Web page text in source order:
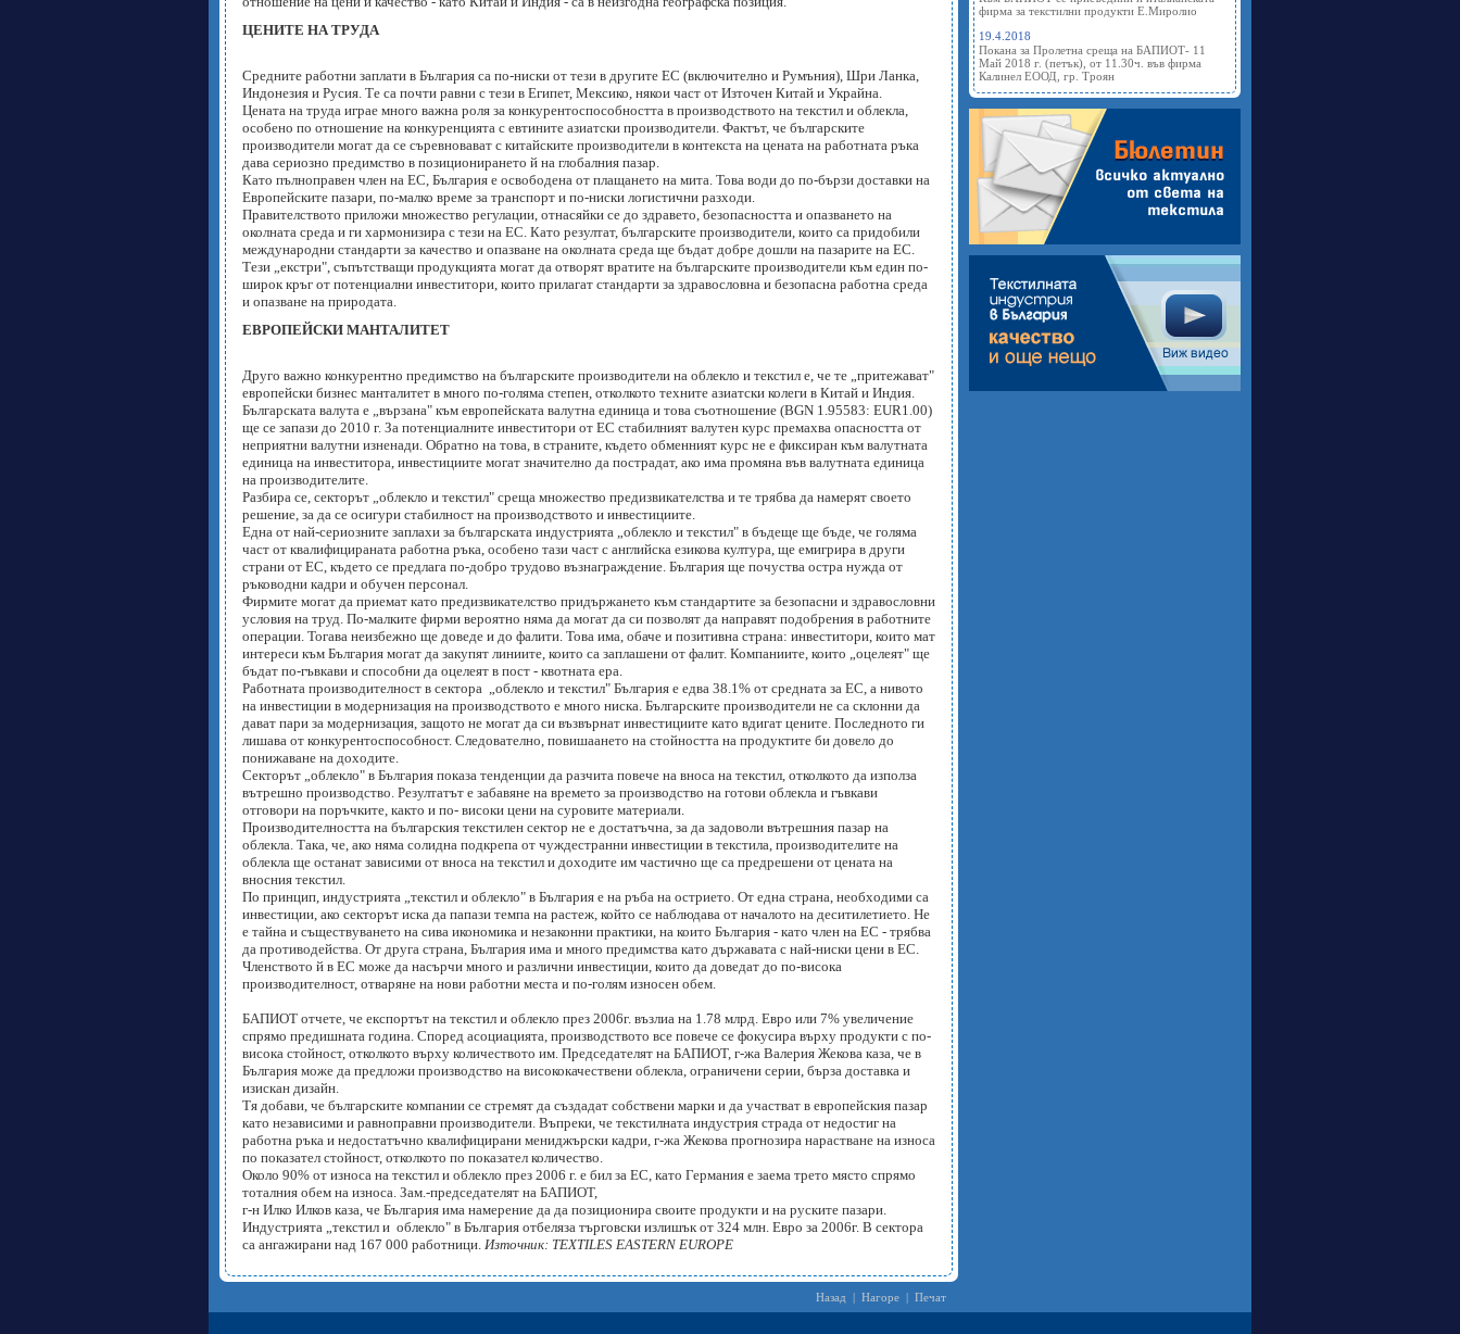
ЦЕНИТЕ НА ТРУДА
Средните работни заплати в България са по-ниски от тези в другите ЕС (включително и Румъния), Шри Ланка,
Индонезия и Русия. Те са почти равни с тези в Египет, Мексико, някои част от Източен Китай и Украйна.
Цената на труда играе много важна роля за конкурентоспособността в производството на текстил и облекла,
особено по отношение на конкуренцията с евтините азиатски производители. Фактът, че българските
производители могат да се съревновават с китайските производители в контекста на цената на работната ръка
дава сериозно предимство в позиционирането й на глобалния пазар.
Като пълноправен член на ЕС, България е освободена от плащането на мита. Това води до по-бързи доставки на
Европейските пазари, по-малко време за транспорт и по-ниски логистични разходи.
Правителството приложи множество регулации, отнасяйки се до здравето, безопасността и опазването на
околната среда и ги хармонизира с тези на ЕС. Като резултат, българските производители, които са придобили
международни стандарти за качество и опазване на околната среда ще бъдат добре дошли на пазарите на ЕС.
Тези „екстри", съпътстващи продукцията могат да отворят вратите на българските производители към един по-
широк кръг от потенциални инвеститори, които прилагат стандарти за здравословна и безопасна работна среда
и опазване на природата.
ЕВРОПЕЙСКИ МАНТАЛИТЕТ
Друго важно конкурентно предимство на българските производители на облекло и текстил е, че те „притежават"
европейски бизнес манталитет в много по-голяма степен, отколкото техните азиатски колеги в Китай и Индия.
Българската валута е „вързана" към европейската валутна единица и това съотношение (BGN 1.95583: EUR1.00)
ще се запази до 2010 г. За потенциалните инвеститори от ЕС стабилният валутен курс премахва опасността от
неприятни валутни изненади. Обратно на това, в страните, където обменният курс не е фиксиран към валутната
единица на инвеститора, инвестициите могат значително да пострадат, ако има промяна във валутната единица
на производителите.
Разбира се, секторът „облекло и текстил" среща множество предизвикателства и те трябва да намерят своето
решение, за да се осигури стабилност на производството и инвестициите.
Една от най-сериозните заплахи за българската индустрията „облекло и текстил" в бъдеще ще бъде, че голяма
част от квалифицираната работна ръка, особено тази част с английска езикова култура, ще емигрира в други
страни от ЕС, където се предлага по-добро трудово възнаграждение. България ще почуства остра нужда от
ръководни кадри и обучен персонал.
Фирмите могат да приемат като предизвикателство придържането към стандартите за безопасни и здравословни
условия на труд. По-малките фирми вероятно няма да могат да си позволят да направят подобрения в работните
операции. Тогава неизбежно ще доведе и до фалити. Това има, обаче и позитивна страна: инвеститори, които мат
интереси към България могат да закупят линиите, които са заплашени от фалит. Компаниите, които „оцелеят" ще
бъдат по-гъвкави и способни да оцелеят в пост - квотната ера.
Работната производителност в сектора „облекло и текстил" България е едва 38.1% от средната за ЕС, а нивото
на инвестиции в модернизация на производството е много ниска. Българските производители не са склонни да
дават пари за модернизация, защото не могат да си възвърнат инвестициите като вдигат цените. Последното ги
лишава от конкурентоспособност. Следователно, повишаането на стойността на продуктите би довело до
понижаване на доходите.
Секторът „облекло" в България показа тенденции да разчита повече на вноса на текстил, отколкото да използа
вътрешно производство. Резултатът е забавяне на времето за производство на готови облекла и гъвкави
отговори на поръчките, както и по- високи цени на суровите материали.
Производителността на българския текстилен сектор не е достатъчна, за да задоволи вътрешния пазар на
облекла. Така, че, ако няма солидна подкрепа от чуждестранни инвестиции в текстила, производителите на
облекла ще останат зависими от вноса на текстил и доходите им частично ще са предрешени от цената на
вносния текстил.
По принцип, индустрията „текстил и облекло" в България е на ръба на острието. От една страна, необходими са
инвестиции, ако секторът иска да папази темпа на растеж, който се наблюдава от началото на деситилетието. Не
е тайна и съществуването на сива икономика и незаконни практики, на които България - като член на ЕС - трябва
да противодейства. От друга страна, България има и много предимства като държавата с най-ниски цени в ЕС.
Членството й в ЕС може да насърчи много и различни инвестиции, които да доведат до по-висока
производителност, отваряне на нови работни места и по-голям износен обем.
БАПИОТ отчете, че експортът на текстил и облекло през 2006г. възлиа на 1.78 млрд. Евро или 7% увеличение
спрямо предишната година. Според асоциацията, производството все повече се фокусира върху продукти с по-
висока стойност, отколкото върху количеството им. Председателят на БАПИОТ, г-жа Валерия Жекова каза, че в
България може да предложи производство на висококачествени облекла, ограничени серии, бърза доставка и
изискан дизайн.
Тя добави, че българските компании се стремят да създадат собствени марки и да участват в европейския пазар
като независими и равноправни производители. Въпреки, че текстилната индустрия страда от недостиг на
работна ръка и недостатъчно квалифицирани мениджърски кадри, г-жа Жекова прогнозира нарастване на износа
по показател стойност, отколкото по показател количество.
Около 90% от износа на текстил и облекло през 2006 г. е бил за ЕС, като Германия е заема трето място спрямо
тоталния обем на износа. Зам.-председателят на БАПИОТ,
г-н Илко Илков каза, че България има намерение да да позиционира своите продукти и на руските пазари.
Индустрията „текстил и облекло" в България отбеляза търговски излишък от 324 млн. Евро за 2006г. В сектора
са ангажирани над 167 000 работници. Източник: TEXTILES EASTERN EUROPE
Назад | Нагоре | Печат
фирма за текстилни продукти Е.Миролио
19.4.2018
Покана за Пролетна среща на БАПИОТ- 11
Май 2018 г. (петък), от 11.30ч. във фирма
Калинел ЕООД, гр. Троян